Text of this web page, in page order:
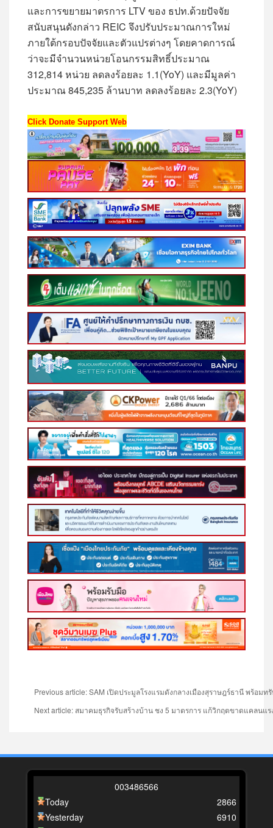
และการขยายมาตรการ LTV ของ ธปท.ด้วยปัจจัย
สนับสนุนดังกล่าว REIC จึงปรับประมาณการใหม่
ภายใต้กรอบปัจจัยและตัวแปรต่างๆ โดยคาดการณ์
ว่าจะมีจำนวนหน่วยโอนกรรมสิทธิ์ประมาณ
312,814 หน่วย ลดลงร้อยละ 1.1(YoY) และมีมูลค่า
ประมาณ 845,235 ล้านบาท ลดลงร้อยละ 2.3(YoY)
Click Donate Support Web
Previous article: SAM เปิดประมูลโรงแรมดังกลางเมืองสุราษฎร์ธานี พร้อม
Next article: สมาคมธุรกิจรับสร้างบ้าน ชง 5 มาตรการ แก้วิกฤตขาดแคลนแ
003486566
Today
Yesterday
2866
6910